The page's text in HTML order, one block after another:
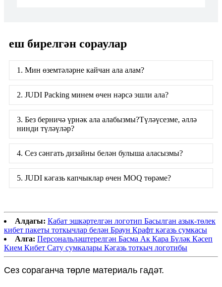
еш бирелгән сораулар
1. Мин өземтәләрне кайчан ала алам?
2. JUDI Packing минем өчен нәрсә эшли ала?
3. Без берничә үрнәк ала алабызмы?Түләүсезме, әллә
нинди түләүләр?
4. Сез сәнгать дизайны белән булыша аласызмы?
5. JUDI кәгазь капчыклар өчен MOQ төрәме?
Алдагы: Кабат эшкәртелгән логотип Басылган азык-төлек
кибет пакеты тоткычлар белән Браун Крафт кәгазь сумкасы
Алга: Персональләштерелгән Басма Ак Кара Бүләк Кәсеп
Кием Кибет Сату сумкалары Кәгазь тоткыч логотибы
Сез сораганча төрле материаль гадәт.